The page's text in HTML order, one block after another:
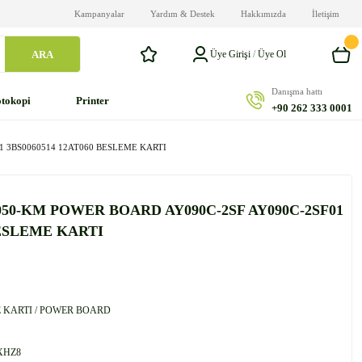
Kampanyalar Yardım & Destek Hakkımızda İletişim
ARA Üye Girişi /Üye Ol
Printer
Danışma hattı
+90 262 333 0001
3BS0060514 12AT060 BESLEME KARTI
KM POWER BOARD AY090C-2SF AY090C-2SF01
KARTI
KARTI / POWER BOARD